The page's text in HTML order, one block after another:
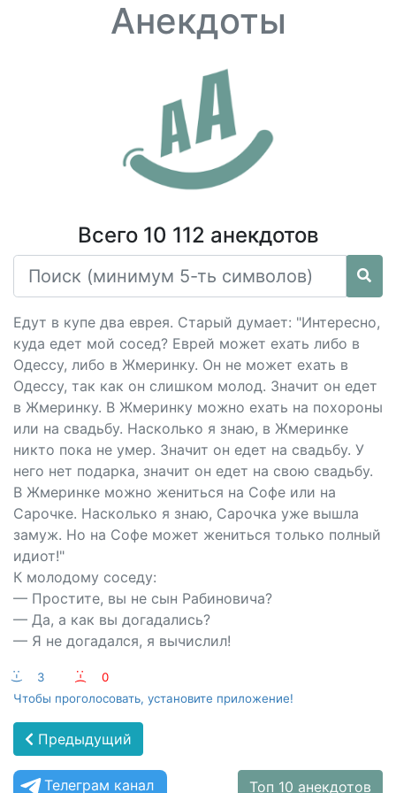
Анекдоты
Всего 10 112 анекдотов
Едут в купе два еврея. Старый думает: "Интересно,
куда едет мой сосед? Еврей может ехать либо в
Одессу, либо в Жмеринку. Он не может ехать в
Одессу, так как он слишком молод. Значит он едет
в Жмеринку. В Жмеринку можно ехать на похороны
или на свадьбу. Насколько я знаю, в Жмеринке
никто пока не умер. Значит он едет на свадьбу. У
него нет подарка, значит он едет на свою свадьбу.
В Жмеринке можно жениться на Софе или на
Сарочке. Насколько я знаю, Сарочка уже вышла
замуж. Но на Софе может жениться только полный
идиот!"
К молодому соседу:
— Простите, вы не сын Рабиновича?
— Да, а как вы догадались?
— Я не догадался, я вычислил!
:-) 3 :-(
0
Чтобы проголосовать, установите приложение!
Предыдущий
Телеграм канал Топ 10 анекдотов